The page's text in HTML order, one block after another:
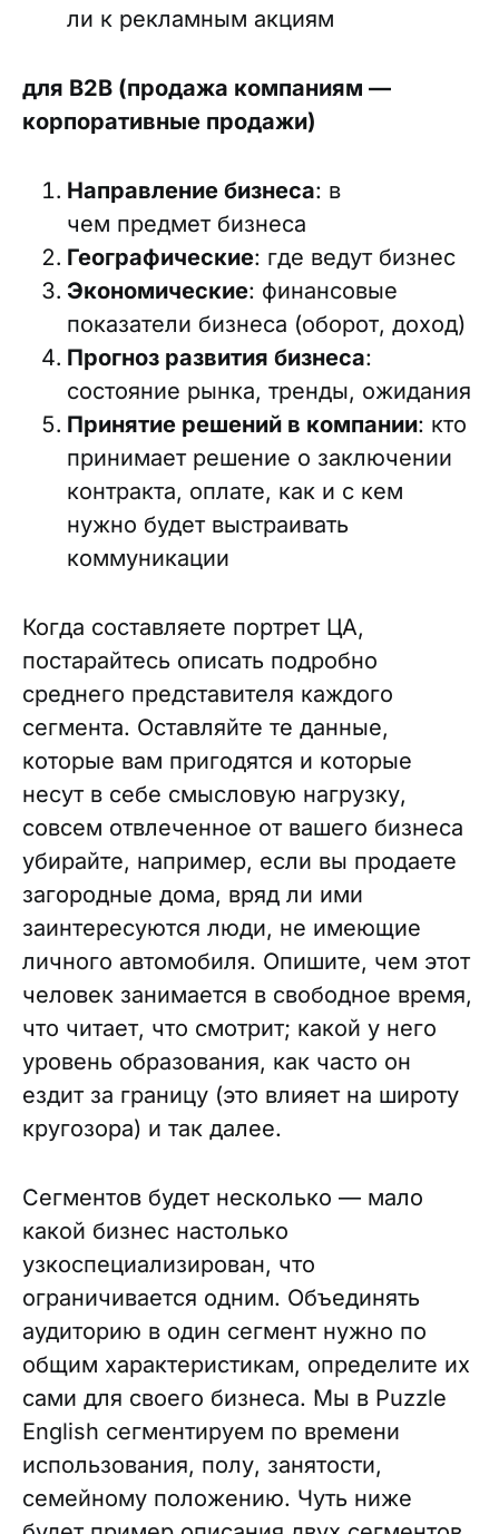
ли к рекламным акциям
для B2B (продажа компаниям —
корпоративные продажи)
Направление бизнеса: в
чем предмет бизнеса
Географические: где ведут бизнес
Экономические: финансовые
показатели бизнеса (оборот, доход)
Прогноз развития бизнеса:
состояние рынка, тренды, ожидания
Принятие решений в компании: кто
принимает решение о заключении
контракта, оплате, как и с кем
нужно будет выстраивать
коммуникации
Когда составляете портрет ЦА,
постарайтесь описать подробно
среднего представителя каждого
сегмента. Оставляйте те данные,
которые вам пригодятся и которые
несут в себе смысловую нагрузку,
совсем отвлеченное от вашего бизнеса
убирайте, например, если вы продаете
загородные дома, вряд ли ими
заинтересуются люди, не имеющие
личного автомобиля. Опишите, чем этот
человек занимается в свободное время,
что читает, что смотрит; какой у него
уровень образования, как часто он
ездит за границу (это влияет на широту
кругозора) и так далее.
Сегментов будет несколько — мало
какой бизнес настолько
узкоспециализирован, что
ограничивается одним. Объединять
аудиторию в один сегмент нужно по
общим характеристикам, определите их
сами для своего бизнеса. Мы в Puzzle
English сегментируем по времени
использования, полу, занятости,
семейному положению. Чуть ниже